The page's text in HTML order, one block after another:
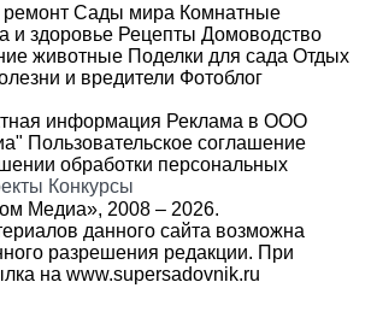
ремонт Сады мира Комнатные
и здоровье Рецепты Домоводство
животные Поделки для сада Отдых
и вредители Фотоблог
информация Реклама в ООО
Пользовательское соглашение
обработки персональных
Конкурсы
Медиа», 2008 – 2026.
данного сайта возможна
разрешения редакции. При
на www.supersadovnik.ru